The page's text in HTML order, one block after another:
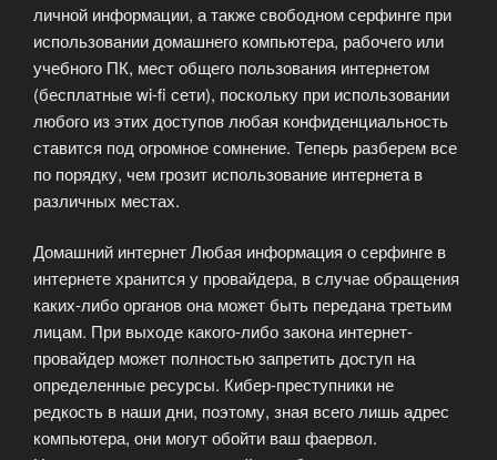
личной информации, а также свободном серфинге при
использовании домашнего компьютера, рабочего или
учебного ПК, мест общего пользования интернетом
(бесплатные wi-fi сети), поскольку при использовании
любого из этих доступов любая конфиденциальность
ставится под огромное сомнение. Теперь разберем все
по порядку, чем грозит использование интернета в
различных местах.
Домашний интернет Любая информация о серфинге в
интернете хранится у провайдера, в случае обращения
каких-либо органов она может быть передана третьим
лицам. При выходе какого-либо закона интернет-
провайдер может полностью запретить доступ на
определенные ресурсы. Кибер-преступники не
редкость в наши дни, поэтому, зная всего лишь адрес
компьютера, они могут обойти ваш фаервол.